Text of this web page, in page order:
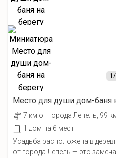
1
Место для души дом-баня
7 км от города Лепель, 99
1 дом на 6 мест
Усадьба расположена в
от города Лепель — это